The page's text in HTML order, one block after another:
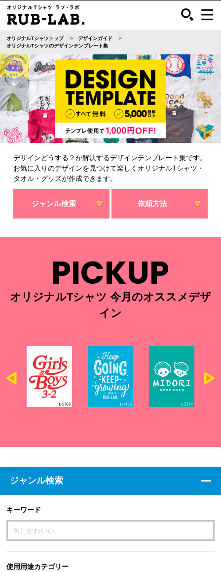
オリジナルTシャツトップ
デザインガイド
オリジナルTシャツのデザインテンプレート集
デザインどうする？が解決するデザインテンプレート集です。
お気に入りのデザインを見つけて楽しくオリジナルTシャツ・
タオル・グッズが作成できます。
ジャンル検索 依頼方法
PICKUP
オリジナルTシャツ 今月のオススメデザ
イン
ジャンル検索
キーワード
使用用途カテゴリー